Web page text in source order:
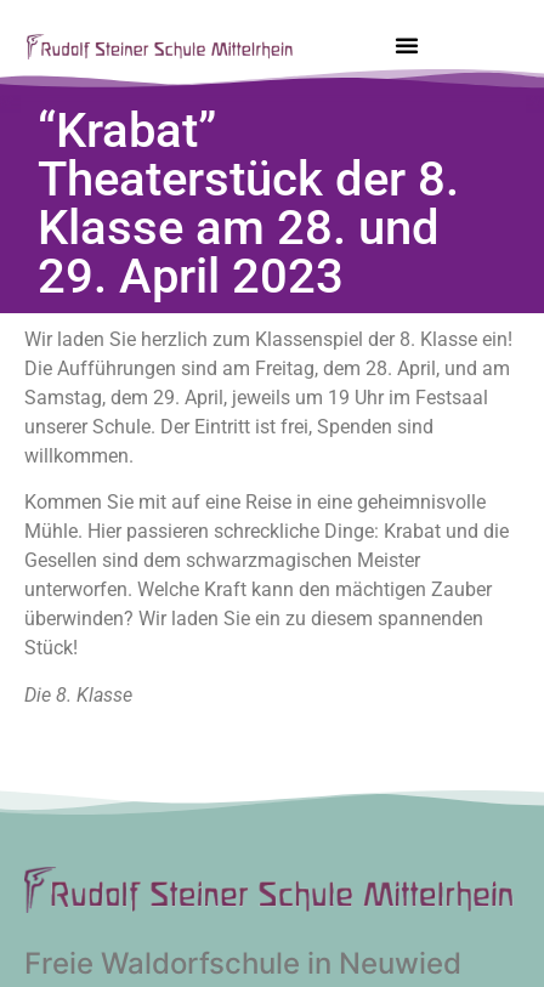
“Krabat”
Theaterstück der 8.
Klasse am 28. und
29. April 2023
Wir laden Sie herzlich zum Klassenspiel der 8. Klasse ein!
Die Aufführungen sind am Freitag, dem 28. April, und am
Samstag, dem 29. April, jeweils um 19 Uhr im Festsaal
unserer Schule. Der Eintritt ist frei, Spenden sind
willkommen.
Kommen Sie mit auf eine Reise in eine geheimnisvolle
Mühle. Hier passieren schreckliche Dinge: Krabat und die
Gesellen sind dem schwarzmagischen Meister
unterworfen. Welche Kraft kann den mächtigen Zauber
überwinden? Wir laden Sie ein zu diesem spannenden
Stück!
Die 8. Klasse
Freie Waldorfschule in Neuwied